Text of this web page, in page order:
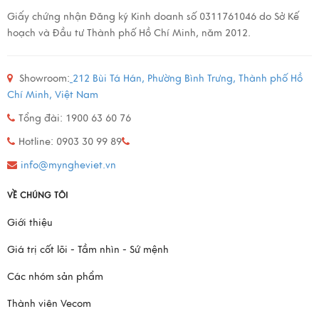
Giấy chứng nhận Đăng ký Kinh doanh số 0311761046 do Sở Kế
hoạch và Đầu tư Thành phố Hồ Chí Minh, năm 2012.
Showroom: 212 Bùi Tá Hán, Phường Bình Trưng, Thành phố Hồ
Chí Minh, Việt Nam
Tổng đài: 1900 63 60 76
Hotline: 0903 30 99 89
info@myngheviet.vn
VỀ CHÚNG TÔI
Giới thiệu
Giá trị cốt lõi - Tầm nhìn - Sứ mệnh
Các nhóm sản phẩm
Thành viên Vecom